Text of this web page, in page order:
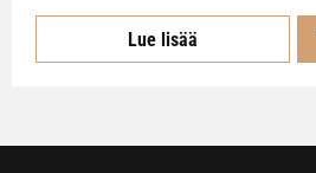
Lue lisää